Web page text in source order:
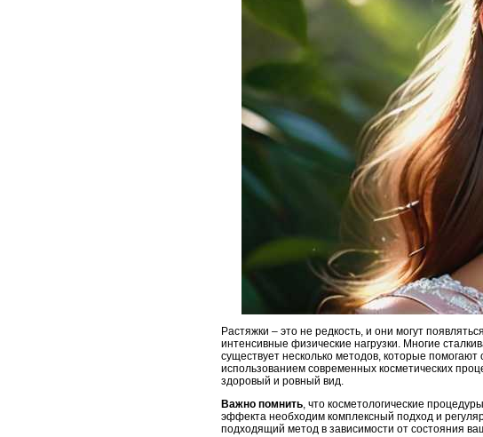
Растяжки – это не редкость, и они могут
интенсивные физические нагрузки. Многие
существует несколько методов, которые помогают
использованием современных косметических
здоровый и ровный вид.
Важно помнить, что косметологические
эффекта необходим комплексный подход и
подходящий метод в зависимости от состояния